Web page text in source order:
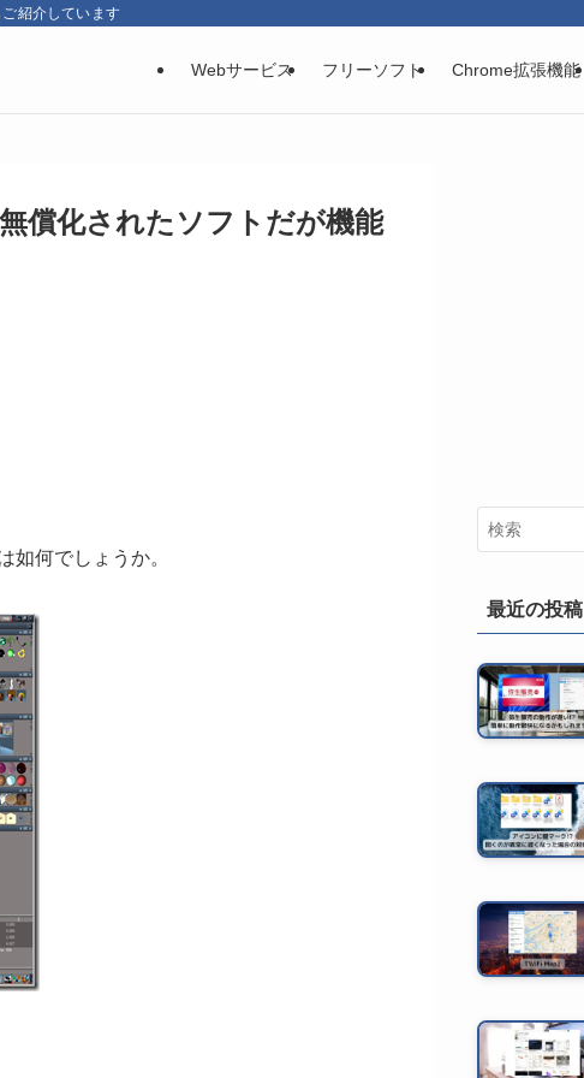
紹介しています
Webサービス フリーソフト Chrome拡張機能
化されたソフトだが機能
如何でしょうか。
最近の投稿